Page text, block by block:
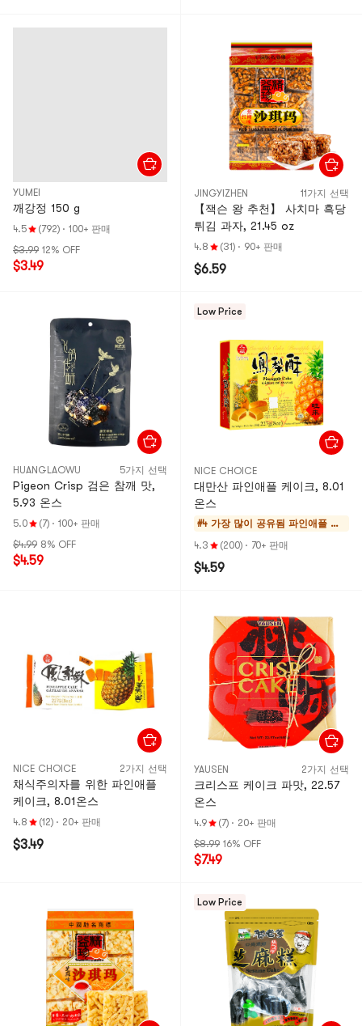
YUMEI
깨강정 150 g
4.5 (792) · 100+ 판매
$3.99 12% OFF
$3.49
JINGYIZHEN 11가지 선택
【잭슨 왕 추천】 사치마 흑당
튀김 과자, 21.45 oz
4.8 (31) · 90+ 판매
$6.59
HUANGLAOWU 5가지 선택
Pigeon Crisp 검은 참깨 맛,
5.93 온스
5.0 (7) · 100+ 판매
$4.99 8% OFF
$4.59
Low Price
NICE CHOICE
대만산 파인애플 케이크, 8.01
온스
#4 가장 많이 공유됨 파인애플 케
이크 & 모찌
4.3 (200) · 70+ 판매
$4.59
NICE CHOICE 2가지 선택
채식주의자를 위한 파인애플
케이크, 8.01온스
4.8 (12) · 20+ 판매
$3.49
YAUSEN 2가지 선택
크리스프 케이크 파맛, 22.57
온스
4.9 (7) · 20+ 판매
$8.99 16% OFF
$7.49
Low Price